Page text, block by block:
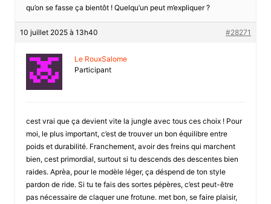
qu’on se fasse ça bientôt ! Quelqu’un peut m’expliquer ?
10 juillet 2025 à 13h40 #28271
Le RouxSalome
Participant
cest vrai que ça devient vite la jungle avec tous ces choix ! Pour
moi, le plus important, c’est de trouver un bon équilibre entre
poids et durabilité. Franchement, avoir des freins qui marchent
bien, cest primordial, surtout si tu descends des descentes bien
raides. Aprèa, pour le modèle léger, ça déspend de ton style
pardon de ride. Si tu te fais des sortes pépères, c’est peut-être
pas nécessaire de claquer une frotune. met bon, se faire plaisir,